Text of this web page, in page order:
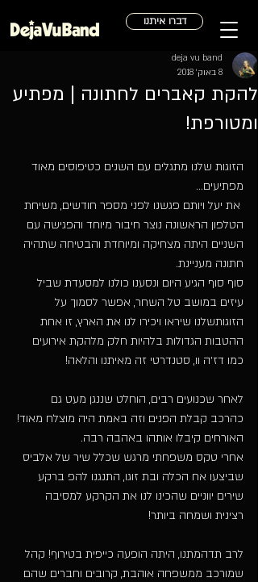
דברו איתנו
להקת קאברים לחתונה | מפתיע
ומטורפת!
deja vu band
8 באוק׳ 2018
הזוגות שלנו מתגלים עם השנים כטיפוסים מאוד
מפתיעים...
את יעל ויותם פגשנו לפני מספר חודשים, משיחת
הטלפון הראשונה נוצר חיבור מיוחד והפגישה עם
השניים היתה מצחיקה ומיוחדת והבטיחה שתהיה
חתונה מעניינת.
סוף סוף הגיע היום ונסענו כולנו למסעדת שביל
עיזים במושב טל השחר, אפשר לסמוך על
הזוגותשלנו שיראו ויכירו לנו את הארץ, זו אחת
ההטבות הגדולות בלהיות חלק מלהקת אירועים
כמו דז׳ה וו, סטנדרטי זה מאיתנו והלאה!
לאחר שכנועים רבים, הוחלט שננגן מעט גם
כהרכב קבלת הפנים וזה באמת היה מוצלח מאוד!
האורחים קיבלו אותהו באהבה רבה.
אחרי טקס משפחתי מרגש שכלל שיר של אלביס
שביצעו אח הכלה ובת זוגו, התנגנו להפ ברקע
שירים יווניים שהכינו לנו את הקרקע למסיבה
רצינית ושמחה ביותר!
לרב תדהמתנו, היתה הופעה כייפית בטירוף! קהל
שמורכב ממשפחה אוהבת, קרובים וחברים שהם